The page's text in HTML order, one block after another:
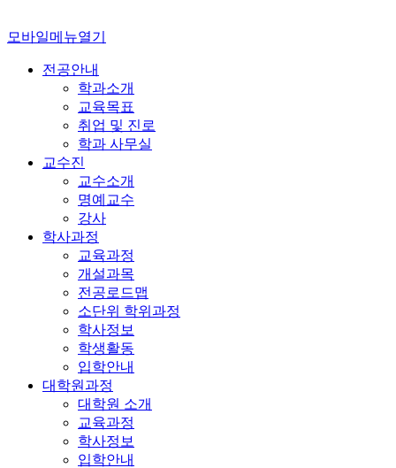
모바일메뉴열기
전공안내
학과소개
교육목표
취업 및 진로
학과 사무실
교수진
교수소개
명예교수
강사
학사과정
교육과정
개설과목
전공로드맵
소단위 학위과정
학사정보
학생활동
입학안내
대학원과정
대학원 소개
교육과정
학사정보
입학안내